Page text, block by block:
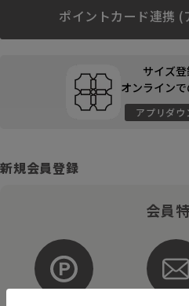
ポイントカード連携
サイズ登
オンライン
アプリダウ
新規会員登録
会員